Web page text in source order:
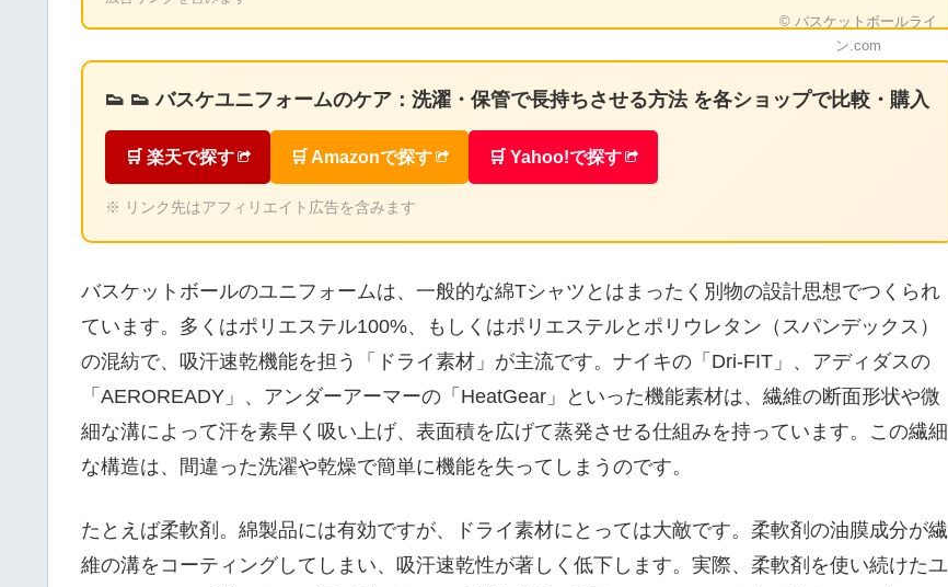
© バスケットボールライ
ン.com
👟 👟 バスケユニフォームのケア：洗濯・保管で長持ちさせる方法 を各ショップで比較・購入
🛒 楽天で探す 🛒 Amazonで探す 🛒 Yahoo!で探す
※ リンク先はアフィリエイト広告を含みます
バスケットボールのユニフォームは、一般的な綿Tシャツとはまったく別物の設計思想でつくられ
ています。多くはポリエステル100%、もしくはポリエステルとポリウレタン（スパンデックス）
の混紡で、吸汗速乾機能を担う「ドライ素材」が主流です。ナイキの「Dri-FIT」、アディダスの
「AEROREADY」、アンダーアーマーの「HeatGear」といった機能素材は、繊維の断面形状や微
細な溝によって汗を素早く吸い上げ、表面積を広げて蒸発させる仕組みを持っています。この繊細
な構造は、間違った洗濯や乾燥で簡単に機能を失ってしまうのです。
たとえば柔軟剤。綿製品には有効ですが、ドライ素材にとっては大敵です。柔軟剤の油膜成分が繊
維の溝をコーティングしてしまい、吸汗速乾性が著しく低下します。実際、柔軟剤を使い続けたユ